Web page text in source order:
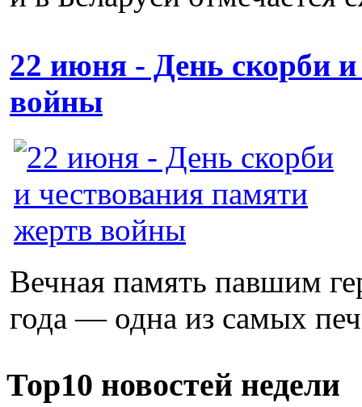
22 июня - День скорби
войны
Вечная память павшим
года — одна из самых
Тор10 новостей недели